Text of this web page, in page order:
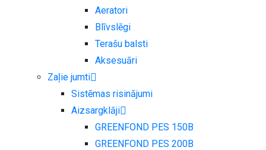
Aeratori
Blīvslēgi
Terašu balsti
Aksesuāri
Zaļie jumti
Sistēmas risinājumi
Aizsargklāji
GREENFOND PES 150B
GREENFOND PES 200B